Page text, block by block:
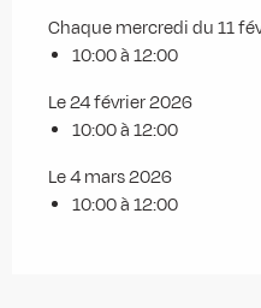
Chaque mercredi du 11
10:00 à 12:00
Le 24 février 2026
10:00 à 12:00
Le 4 mars 2026
10:00 à 12:00